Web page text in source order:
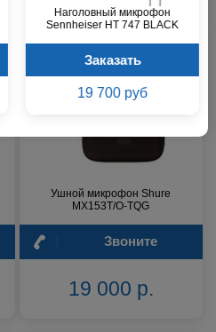
Наголовный микрофон
Sennheiser HT 747 BLACK
Заказать
19 700 руб
Ушной микрофон Shure
MX153T/O-TQG
Звоните
19 000 р.